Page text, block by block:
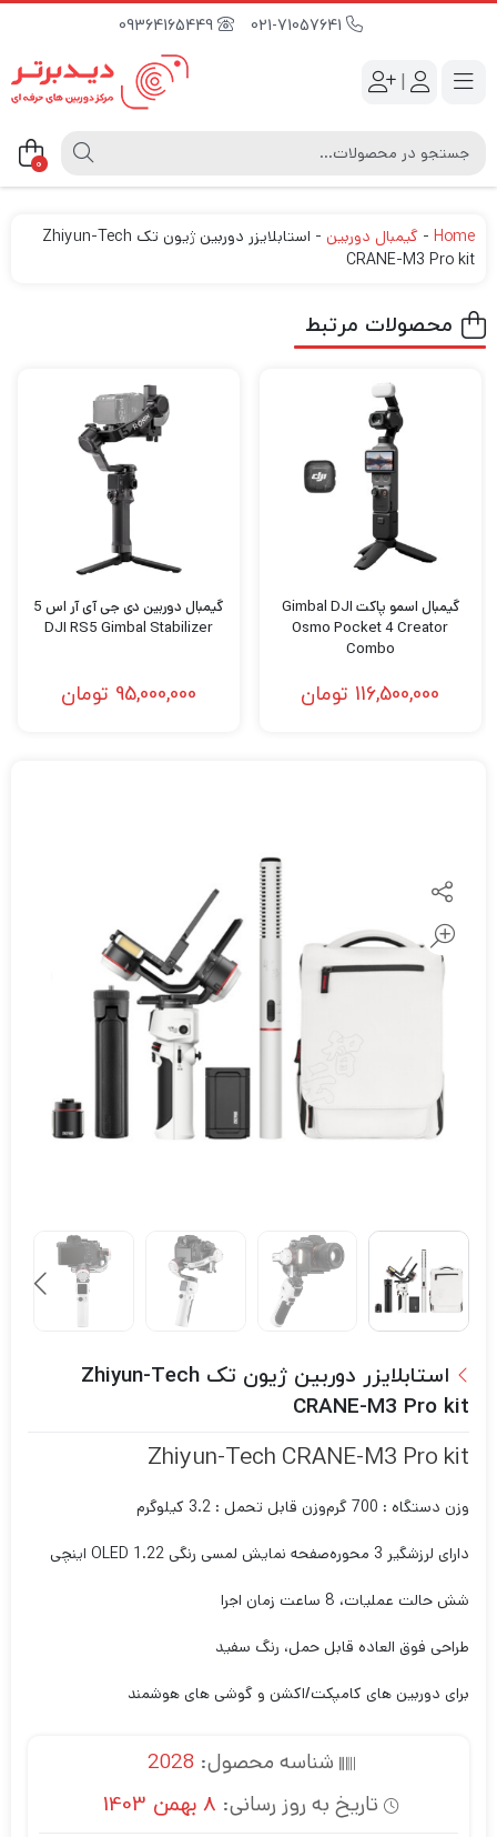
09364165449
|
0
Home
- گیمبال دوربین -
استابلایزر دوربین ژیون تک Zhiyun-Tech
CRANE-M3 Pro kit
محصولات مرتبط
گیمبال اسمو پاکت Gimbal DJI
Osmo Pocket 4 Creator
Combo
116,500,000 تومان
گیمبال دوربین دی جی آی آر اس 5
DJI RS5 Gimbal Stabilizer
95,000,000 تومان
استابلایزر دوربین ژیون تک Zhiyun-Tech
CRANE-M3 Pro kit
Zhiyun-Tech CRANE-M3 Pro kit
وزن دستگاه : 700 گرم وزن قابل تحمل : 3.2 کیلوگرم
دارای لرزشگیر 3 محوره صفحه نمایش لمسی رنگی OLED 1.22 اینچی
شش حالت عملیات، 8 ساعت زمان اجرا
طراحی فوق العاده قابل حمل، رنگ سفید
برای دوربین های کامپکت/اکشن و گوشی های هوشمند
شناسه محصول: 2028
تاریخ به روز رسانی: 8 بهمن 1403